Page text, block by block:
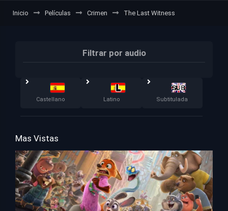
Inicio Películas Crimen The Last Witness
Filtrar por audio
Castellano Latino Subtitulada
Mas Vistas